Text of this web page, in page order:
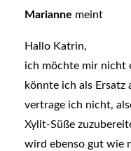
Marianne meint
Hallo Katrin,
ich möchte mir nicht
könnte ich als Ersatz
vertrage ich nicht,
Xylit-Süße
wird ebenso gut wie